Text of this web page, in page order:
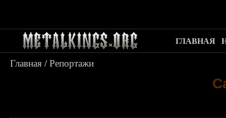
ГЛАВНАЯ
Главная /Репортажи